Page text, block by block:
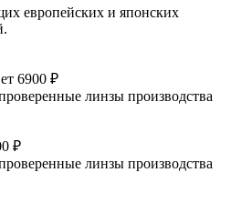
европейских и японских
6900 ₽
линзы производства
₽
линзы производства